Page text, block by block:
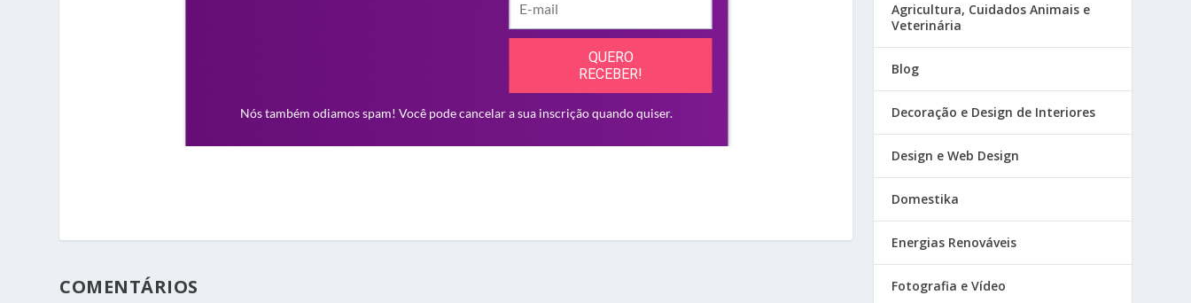
COMENTÁRIOS
Agricultura, Cuidados Animais e
Veterinária
Blog
Decoração e Design de Interiores
Design e Web Design
Domestika
Energias Renováveis
Fotografia e Vídeo